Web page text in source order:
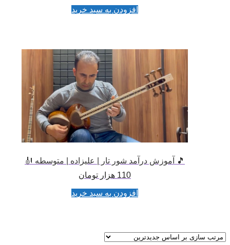
افزودن به سبد خرید
🎵 آموزش درآمد شور تار | علیزاده | متوسطه 🎻
110 هزار تومان
افزودن به سبد خرید